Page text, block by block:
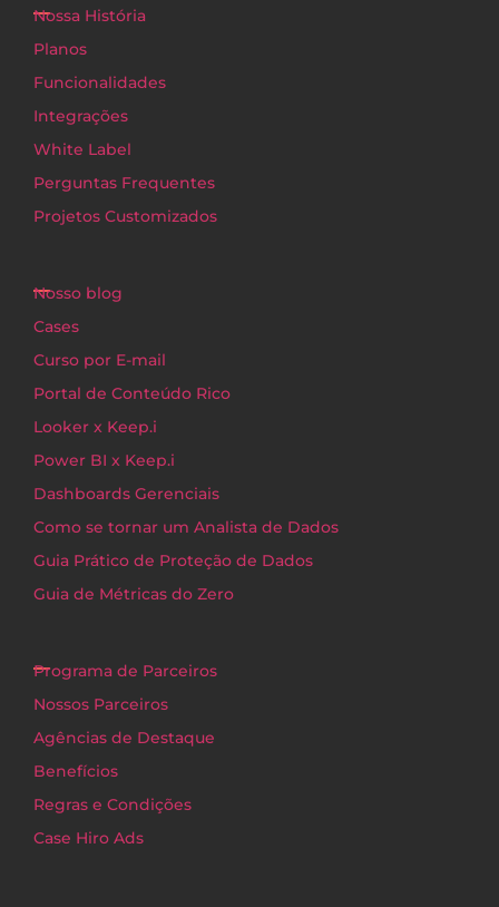
Nossa História
Planos
Funcionalidades
Integrações
White Label
Perguntas Frequentes
Projetos Customizados
Nosso blog
Cases
Curso por E-mail
Portal de Conteúdo Rico
Looker x Keep.i
Power BI x Keep.i
Dashboards Gerenciais
Como se tornar um Analista de Dados
Guia Prático de Proteção de Dados
Guia de Métricas do Zero
Programa de Parceiros
Nossos Parceiros
Agências de Destaque
Benefícios
Regras e Condições
Case Hiro Ads